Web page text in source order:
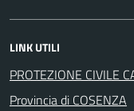
LINK UTILI
PROTEZIONE CIVILE
Provincia di COSENZA